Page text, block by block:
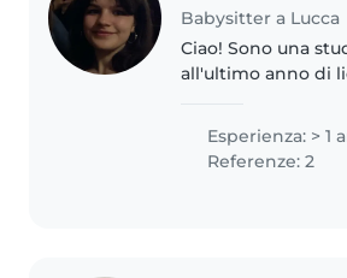
Babysitter a Lucca
Ciao! Sono una
all'ultimo anno di
babysitter
PCTO (alternanza
Esperienza: > 1
Referenze: 2